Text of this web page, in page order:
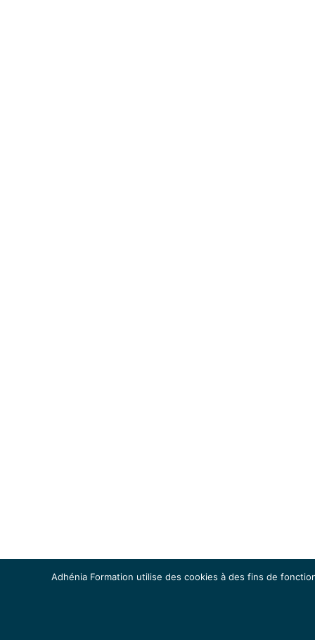
Adhénia Formation utilise des cookies à des fins de